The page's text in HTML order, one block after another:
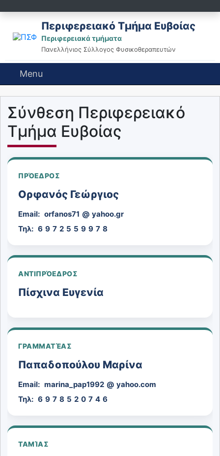
Περιφερειακό Τμήμα Ευβοίας
Περιφερειακά τμήματα
Πανελλήνιος Σύλλογος Φυσικοθεραπευτών
Menu
Σύνθεση Περιφερειακό
Τμήμα Ευβοίας
ΠΡΌΕΔΡΟΣ
Ορφανός Γεώργιος
Email: orfanos71 @ yahoo.gr
Τηλ: 6 9 7 2 5 5 9 9 7 8
ΑΝΤΙΠΡΌΕΔΡΟΣ
Πίσχινα Ευγενία
ΓΡΑΜΜΑΤΈΑΣ
Παπαδοπούλου Μαρίνα
Email: marina_pap1992 @ yahoo.com
Τηλ: 6 9 7 8 5 2 0 7 4 6
ΤΑΜΊΑΣ